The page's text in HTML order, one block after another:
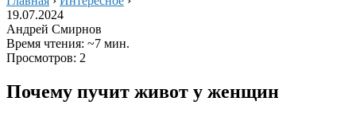
19.07.2024
Андрей Смирнов
Время чтения: ~7 мин.
Просмотров: 2
Почему пучит живот у женщин